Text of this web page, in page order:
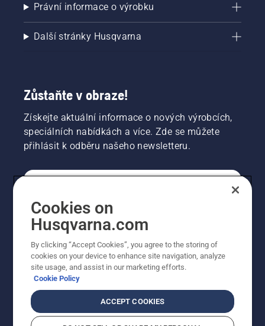
Právní informace o výrobku
Další stránky Husqvarna
Zůstaňte v obraze!
Získejte aktuální informace o nových výrobcích,
speciálních nabídkách a více. Zde se můžete
přihlásit k odběru našeho newsletteru.
PROFESIONÁLNÍ
Cookies on
Husqvarna.com
By clicking “Accept Cookies”, you agree to the storing of
cookies on your device to enhance site navigation, analyze
site usage, and assist in our marketing efforts.
Cookie Policy
ACCEPT COOKIES